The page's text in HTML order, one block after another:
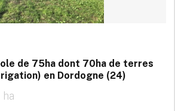
de 75ha dont 70ha de terres
en Dordogne (24)